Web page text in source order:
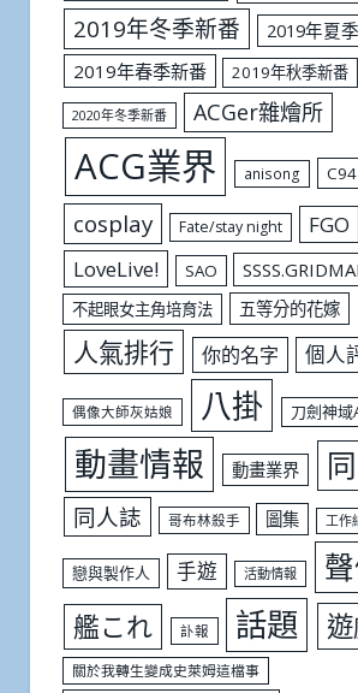
2019年冬季新番
2019年夏
2019年春季新番
2019年秋季新番
2020年冬季新番 ACGer雜燴所
ACG業界 anisong C94
cosplay Fate/stay night FGO
LoveLive! SAO
不起眼女主角培育法 五等分的花嫁
人氣排行 你的名字 個人
偶像大師灰姑娘 八掛 刀劍神
動畫情報 動畫業界
同人誌 哥布林殺手 圖集 工作
戀與製作人 手遊 活動情報
艦これ 訃報 話題
關於我轉生變成史萊姆這檔事